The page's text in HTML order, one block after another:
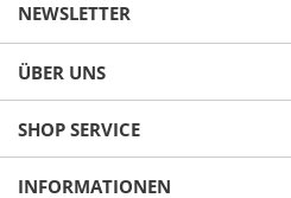
NEWSLETTER
ÜBER UNS
SHOP SERVICE
INFORMATIONEN